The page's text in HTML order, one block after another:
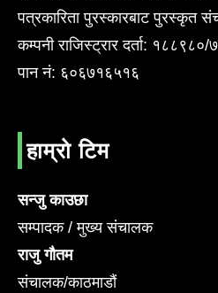
पत्रकारिता पुरस्कारबाट पुरस्कृत
कम्पनी राजिस्ट्रार दर्ता:
पान नं: ६०६७१६५१६
हाम्रो टिम
सन्जु काउछा
सम्पादक / मुख्य संचालक
राजु गौतम
संचालक/काठमाडौं